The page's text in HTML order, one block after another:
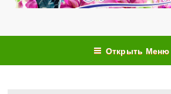
Открыть Меню